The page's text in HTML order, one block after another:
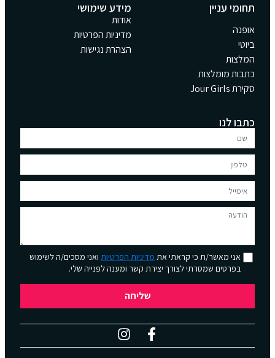
תחומי עניין
אופנה
ביוטי
המלצות
כתבות מומלצות
סקירת Jour Girls
מידע שימושי
אודות
מדיניות הפרטיות
הצהרת נגישות
כתבו לנו
אני מאשר/ת כי קראתי אתמדיניות הפרטיותואני מסכים/ה לשימוש
בפרטים שמסרתי לצורך יצירת קשר ומענה לפנייה שלי.
שליחה